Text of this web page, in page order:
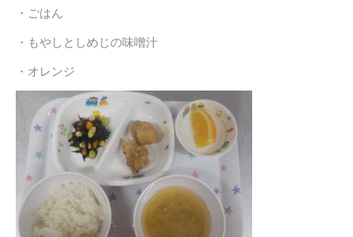
・ごはん
・もやしとしめじの味噌汁
・オレンジ